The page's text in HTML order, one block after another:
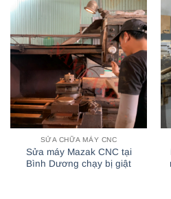
SỬA CHỮA MÁY CNC
Sửa máy Mazak CNC tại
Bình Dương chạy bị giật